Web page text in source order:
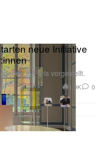
neue Initiative
in Paris vorgestellt.
1.9K 0